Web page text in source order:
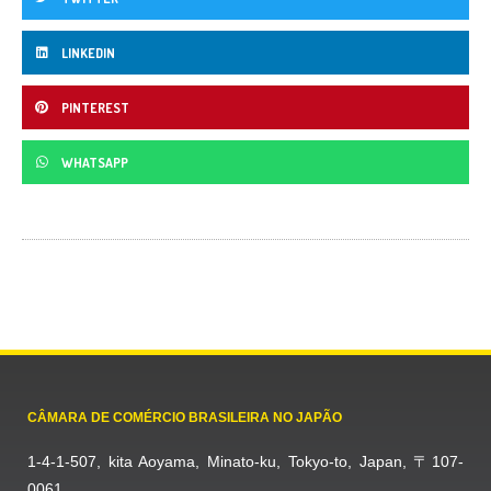
LINKEDIN
PINTEREST
WHATSAPP
CÂMARA DE COMÉRCIO BRASILEIRA NO JAPÃO
1-4-1-507, kita Aoyama, Minato-ku, Tokyo-to, Japan, 〒107-